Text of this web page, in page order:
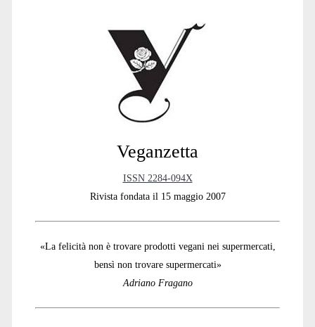
Veganzetta
ISSN 2284-094X
Rivista fondata il 15 maggio 2007
«La felicità non è trovare prodotti vegani nei supermercati,
bensì non trovare supermercati»
Adriano Fragano